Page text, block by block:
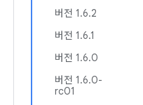
버전 1.6.2
버전 1.6.1
버전 1.6.0
버전 1.6.0-
rc01